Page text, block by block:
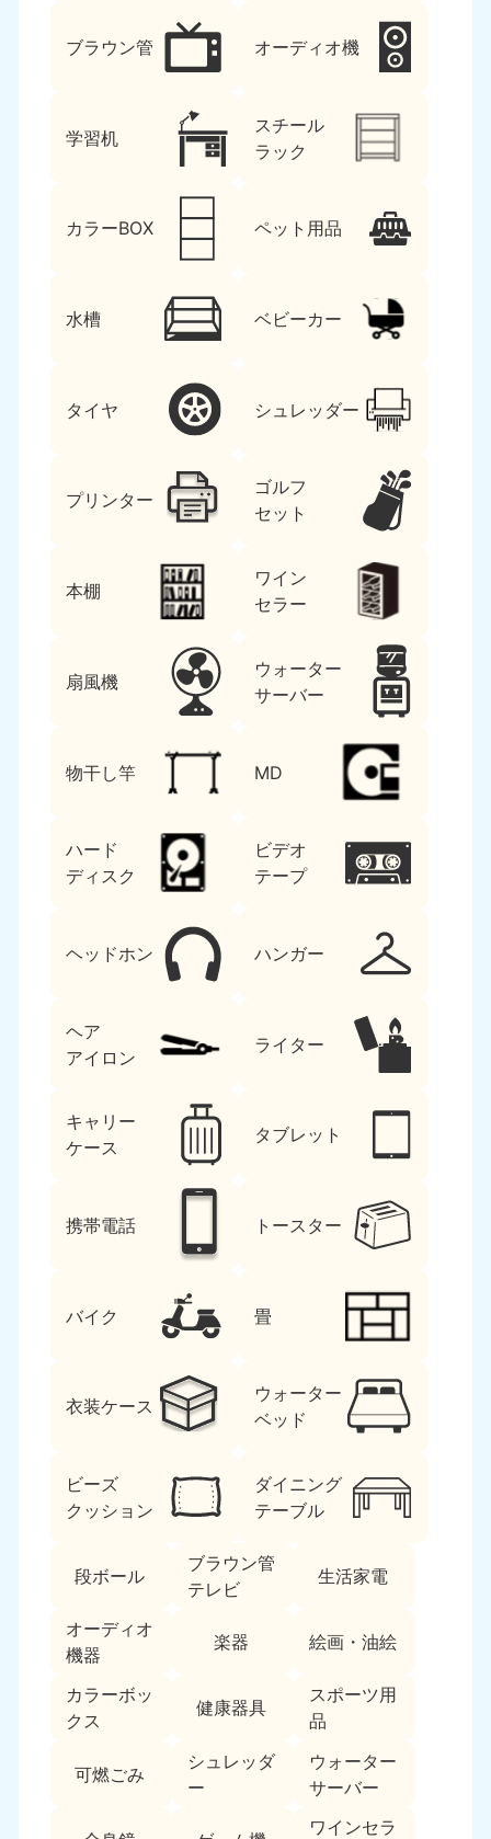
ブラウン管 オーディオ機
学習机
スチール
ラック
カラーBOX ペット用品
水槽 ベビーカー
タイヤ シュレッダー
プリンター
ゴルフ
セット
本棚
ワイン
セラー
扇風機
ウォーター
サーバー
物干し竿 MD
ハード
ディスク
ビデオ
テープ
ヘッドホン ハンガー
ヘア
アイロン
ライター
キャリー
ケース
タブレット
携帯電話 トースター
バイク 畳
衣装ケース
ウォーター
ベッド
ビーズ
クッション
ダイニング
テーブル
段ボール
ブラウン管
テレビ
生活家電
オーディオ
機器
楽器 絵画・油絵
カラーボッ
クス
健康器具
スポーツ用
品
可燃ごみ
シュレッダ
ー
ウォーター
サーバー
ワインセラ
北海道
9:00〜19:00 年中無休
青森県
9:00〜19:00 年中無休
050-1881-5274
9:00〜19:00 年中無休
050-1881-5275
9:00〜19:00 年中無休
山形県 宮城県
050-1881-5272
9:00〜19:00 年中無休